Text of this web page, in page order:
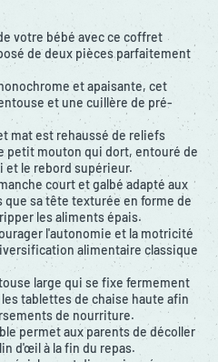
votre bébé avec ce coffret
de deux pièces parfaitement
et apaisante, cet
et une cuillère de pré-
mat est rehaussé de reliefs
petit mouton qui dort, entouré de
et le rebord supérieur.
court et galbé adapté aux
sa tête texturée en forme de
les aliments épais.
l'autonomie et la motricité
alimentaire classique
large qui se fixe fermement
tablettes de chaise haute afin
de nourriture.
permet aux parents de décoller
d'œil à la fin du repas.